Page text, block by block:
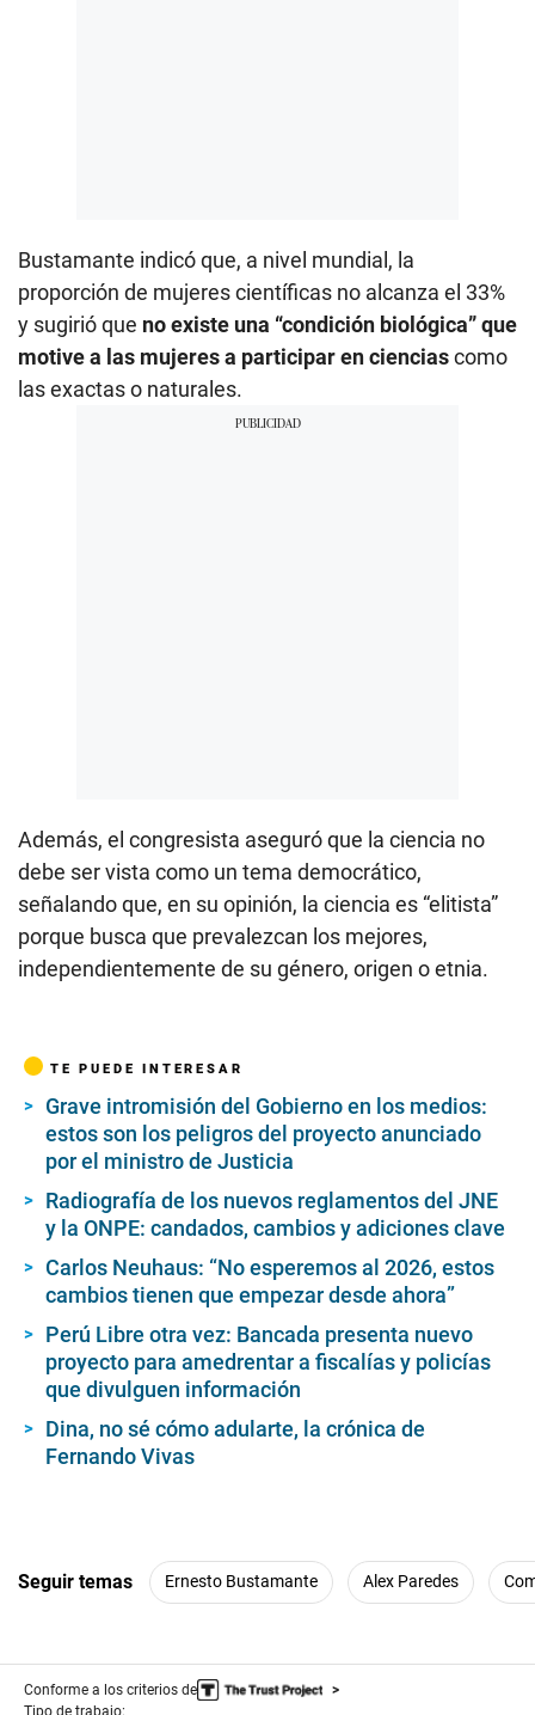
Bustamante indicó que, a nivel mundial, la
proporción de mujeres científicas no alcanza el 33%
y sugirió que no existe una “condición biológica” que
motive a las mujeres a participar en cienciascomo
las exactas o naturales.
Además, el congresista aseguró que la ciencia no
debe ser vista como un tema democrático,
señalando que, en su opinión, la ciencia es “elitista”
porque busca que prevalezcan los mejores,
independientemente de su género, origen o etnia.
TE PUEDE INTERESAR
Grave intromisión del Gobierno en los medios:
estos son los peligros del proyecto anunciado
por el ministro de Justicia
Radiografía de los nuevos reglamentos del JNE
y la ONPE: candados, cambios y adiciones clave
Carlos Neuhaus: “No esperemos al 2026, estos
cambios tienen que empezar desde ahora”
Perú Libre otra vez: Bancada presenta nuevo
proyecto para amedrentar a fiscalías y policías
que divulguen información
Dina, no sé cómo adularte, la crónica de
Fernando Vivas
Seguir temas Ernesto Bustamante Alex Paredes
Conforme a los criterios de
Tipo de trabajo: